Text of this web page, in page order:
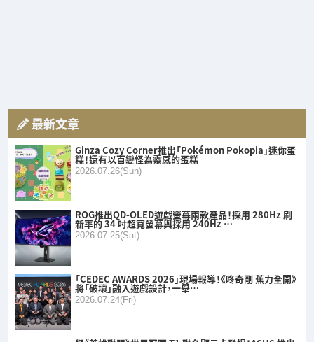
最新文章
Ginza Cozy Corner推出「Pokémon Pokopia」迷你蛋
糕！還有以百變怪為靈感的蛋糕
2026.07.26(Sun)
ROG推出QD-OLED遊戲螢幕兩款產品！採用 280Hz 刷
新率的 34 吋超寬螢幕與採用 240Hz …
2026.07.25(Sat)
「CEDEC AWARDS 2026」現場報導！《咚奇剛 蕉力全開》
將「破壞」融入遊戲設計，一舉…
2026.07.24(Fri)